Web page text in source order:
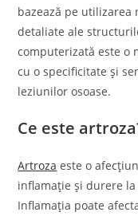
bazează pe utilizarea
detaliate ale
computerizată este o
cu o specificitate și
leziunilor osoase.
Ce este
Artroza este o
inflamație și durere
Inflamația poate